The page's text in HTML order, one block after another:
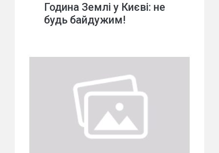
Година Землі у Києві: не
будь байдужим!